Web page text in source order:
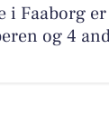
i Faaborg
og 4